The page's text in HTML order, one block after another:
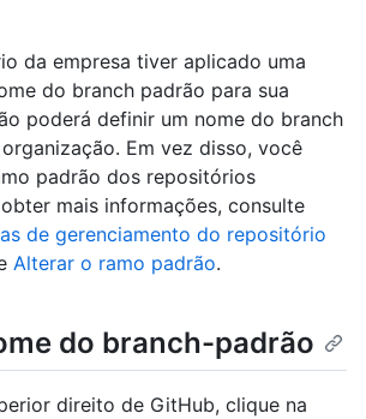
da empresa tiver aplicado uma
do branch padrão para sua
poderá definir um nome do branch
Em vez disso, você
padrão dos repositórios
mais informações, consulte
de gerenciamento do repositório
Alterar o ramo padrão.
do branch-padrão
direito de GitHub, clique na